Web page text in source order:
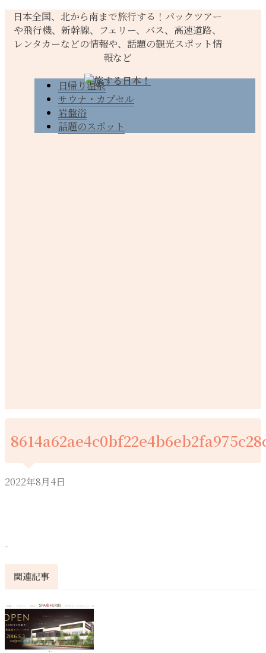
日本全国、北から南まで旅行する！パックツアー
や飛行機、新幹線、フェリー、バス、高速道路、
レンタカーなどの情報や、話題の観光スポット情
報など
日帰り温泉
サウナ・カプセル
岩盤浴
話題のスポット
2022年8月4日
-
関連記事